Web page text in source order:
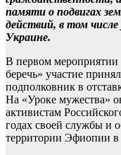
памяти о подвигах
действий, в том числе
Украине.
В первом мероприятии
беречь» участие
подполковник в
На «Уроке мужества»
активистам
годах своей службы и
территории Эфиопии в